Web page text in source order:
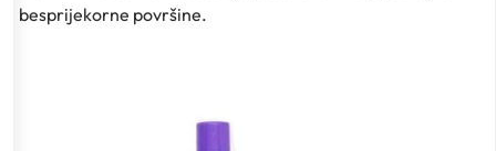
besprijekorne površine.